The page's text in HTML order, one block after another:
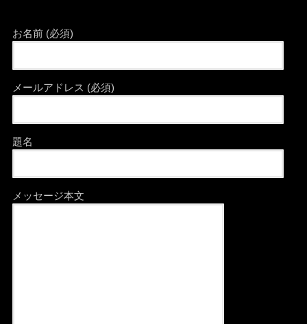
お名前 (必須)
メールアドレス (必須)
題名
メッセージ本文